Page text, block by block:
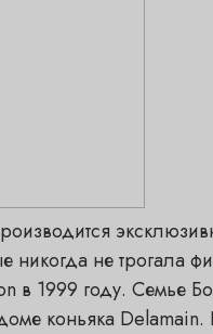
никогда не трогала
в 1999 году. Семье
коньяка Delamain.